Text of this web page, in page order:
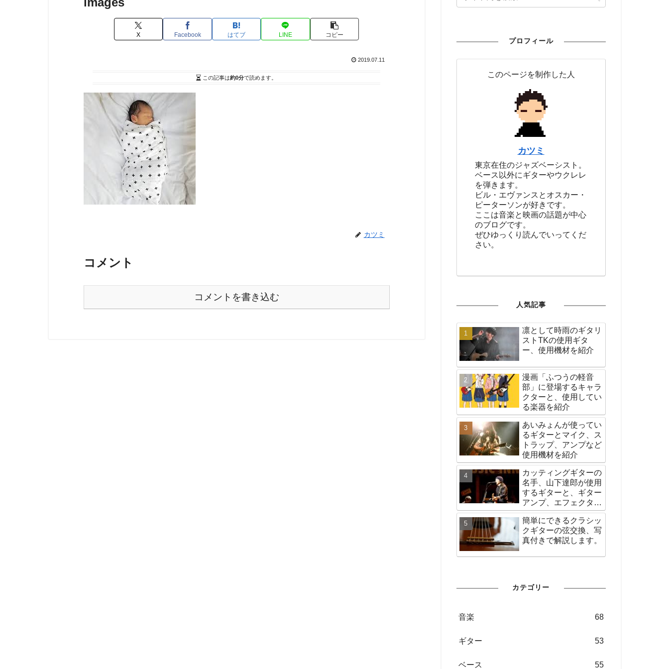
X Facebook はてブ LINE コピー
2019.07.11
この記事は約0分で読めます。
カツミ
コメント
コメントを書き込む
プロフィール
このページを制作した人
カツミ
東京在住のジャズベーシスト。
ベース以外にギターやウクレレ
を弾きます。
ビル・エヴァンスとオスカー・
ピーターソンが好きです。
ここは音楽と映画の話題が中心
のブログです。
ぜひゆっくり読んでいってくだ
さい。
人気記事
凛として時雨のギタリ
ストTKの使用ギタ
ー、使用機材を紹介
漫画「ふつうの軽音
部」に登場するキャラ
クターと、使用してい
る楽器を紹介
あいみょんが使ってい
るギターとマイク、ス
トラップ、アンプなど
使用機材を紹介
カッティングギターの
名手、山下達郎が使用
するギターと、ギター
アンプ、エフェクター
など機材の紹介
簡単にできるクラシッ
クギターの弦交換、写
真付きで解説します。
カテゴリー
音楽 68
ギター 53
ベース 55